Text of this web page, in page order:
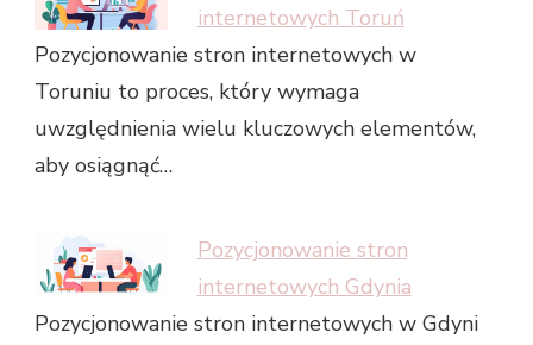
internetowych Toruń
Pozycjonowanie stron internetowych w
Toruniu to proces, który wymaga
uwzględnienia wielu kluczowych elementów,
aby osiągnąć…
Pozycjonowanie stron
internetowych Gdynia
Pozycjonowanie stron internetowych w Gdyni